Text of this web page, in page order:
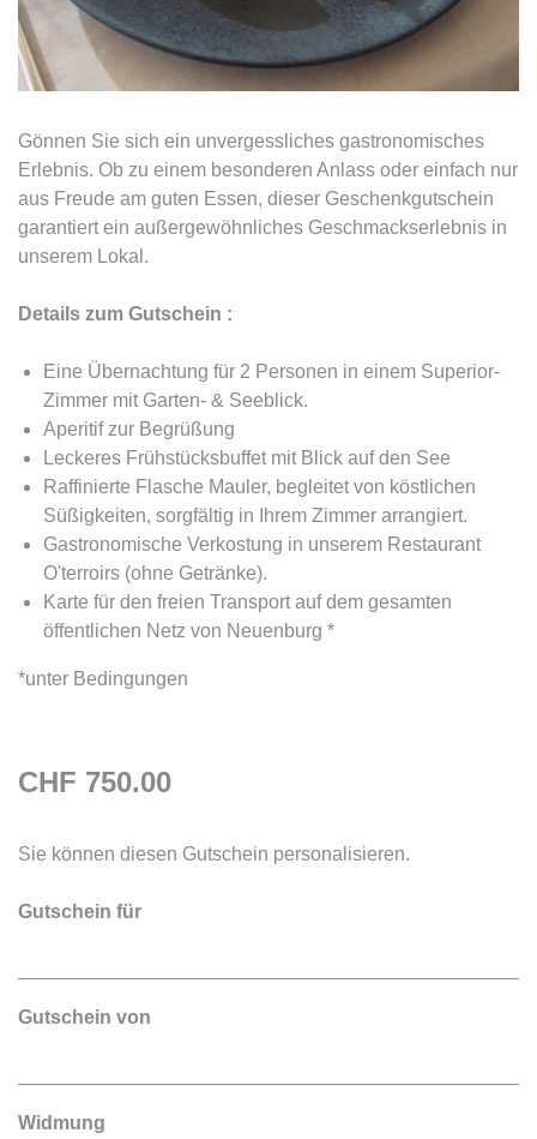
Gönnen Sie sich ein unvergessliches gastronomisches
Erlebnis. Ob zu einem besonderen Anlass oder einfach nur
aus Freude am guten Essen, dieser Geschenkgutschein
garantiert ein außergewöhnliches Geschmackserlebnis in
unserem Lokal.
Details zum Gutschein :
Eine Übernachtung für 2 Personen in einem Superior-
Zimmer mit Garten- & Seeblick.
Aperitif zur Begrüßung
Leckeres Frühstücksbuffet mit Blick auf den See
Raffinierte Flasche Mauler, begleitet von köstlichen
Süßigkeiten, sorgfältig in Ihrem Zimmer arrangiert.
Gastronomische Verkostung in unserem Restaurant
O'terroirs (ohne Getränke).
Karte für den freien Transport auf dem gesamten
öffentlichen Netz von Neuenburg *
*unter Bedingungen
CHF 750.00
Sie können diesen Gutschein personalisieren.
Gutschein für
Gutschein von
Widmung